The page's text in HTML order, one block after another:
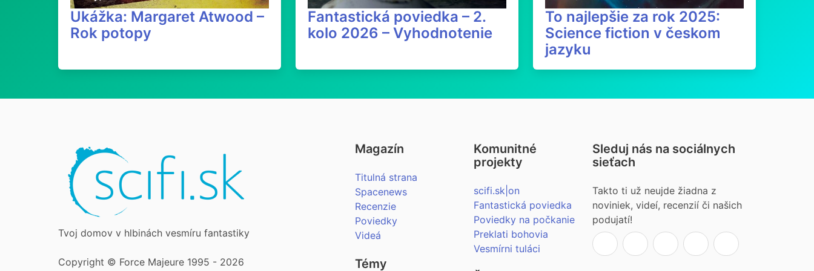
Ukážka: Margaret Atwood –
Rok potopy
Fantastická poviedka – 2.
kolo 2026 – Vyhodnotenie
To najlepšie za rok 2025:
Science fiction v českom
jazyku
Tvoj domov v hlbinách vesmíru fantastiky
Copyright © Force Majeure 1995 - 2026
Magazín
Titulná strana
Spacenews
Recenzie
Poviedky
Videá
Témy
Komunitné
projekty
scifi.sk|on
Fantastická poviedka
Poviedky na počkanie
Preklati bohovia
Vesmírni tuláci
Sleduj nás na sociálnych
sieťach
Takto ti už neujde žiadna z
noviniek, videí, recenzií či našich
podujatí!